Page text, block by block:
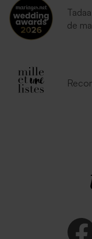
Enveloppe fuchsia
de